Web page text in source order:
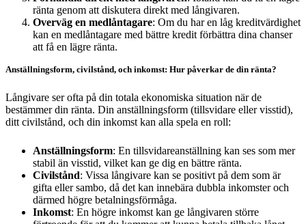
ränta genom att diskutera direkt med långivaren.
Overväg en medlåntagare: Om du har en låg kreditvärdighet
kan en medlåntagare med bättre kredit förbättra dina chanser
att få en lägre ränta.
Anställningsform, civilstånd, och inkomst: Hur påverkar de din ränta?
Långivare ser ofta på din totala ekonomiska situation när de
bestämmer din ränta. Din anställningsform (tillsvidare eller visstid),
ditt civilstånd, och din inkomst kan alla spela en roll:
Anställningsform: En tillsvidareanställning kan ses som mer
stabil än visstid, vilket kan ge dig en bättre ränta.
Civilstånd: Vissa långivare kan se positivt på dem som är
gifta eller sambo, då det kan innebära dubbla inkomster och
därmed högre betalningsförmåga.
Inkomst: En högre inkomst kan ge långivaren större